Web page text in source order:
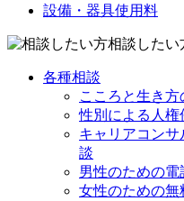
設備・器具使用料
相談したい
各種相談
こころと生き方
性別による人権
キャリアコン
談
男性のための電
女性のための無